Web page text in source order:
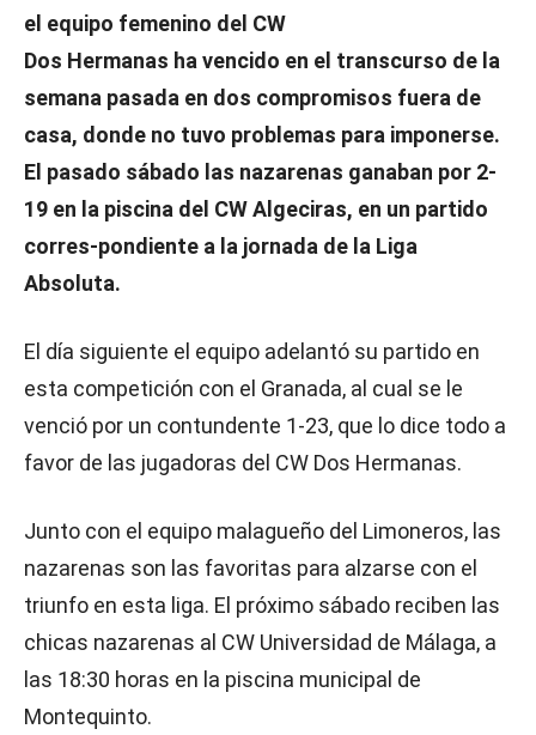
el equipo femenino del CW
Dos Hermanas ha vencido en el transcurso de la
semana pasada en dos compromisos fuera de
casa, donde no tuvo problemas para imponerse.
El pasado sábado las nazarenas ganaban por 2-
19 en la piscina del CW Algeciras, en un partido
corres-pondiente a la jornada de la Liga
Absoluta.
El día siguiente el equipo adelantó su partido en
esta competición con el Granada, al cual se le
venció por un contundente 1-23, que lo dice todo a
favor de las jugadoras del CW Dos Hermanas.
Junto con el equipo malagueño del Limoneros, las
nazarenas son las favoritas para alzarse con el
triunfo en esta liga. El próximo sábado reciben las
chicas nazarenas al CW Universidad de Málaga, a
las 18:30 horas en la piscina municipal de
Montequinto.